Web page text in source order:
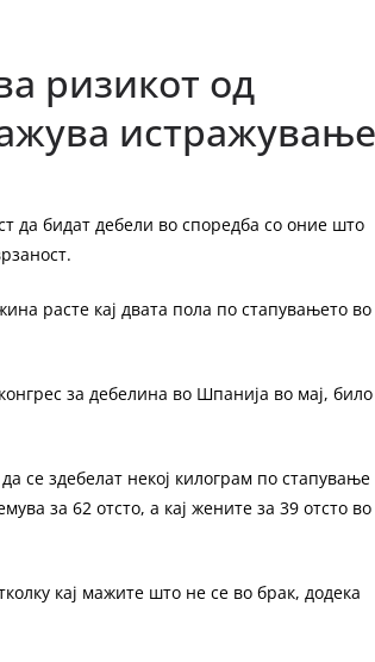
ризикот од
истражување
да бидат дебели во споредба со оние што
расте кај двата пола по стапувањето во
за дебелина во Шпанија во мај, било
се здебелат некој килограм по стапување
за 62 отсто, а кај жените за 39 отсто во
кај мажите што не се во брак, додека